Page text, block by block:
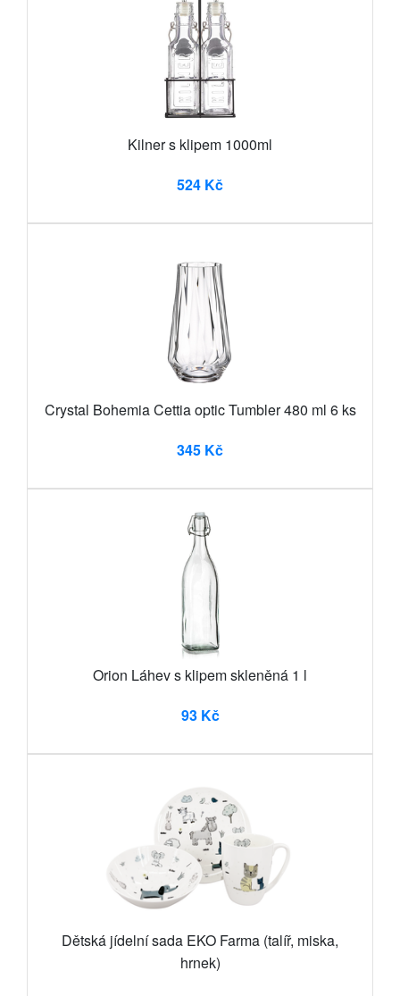
Kilner s klipem 1000ml
524 Kč
Crystal Bohemia Cettia optic Tumbler 480 ml 6 ks
345 Kč
Orion Láhev s klipem skleněná 1 l
93 Kč
Dětská jídelní sada EKO Farma (talíř, miska,
hrnek)